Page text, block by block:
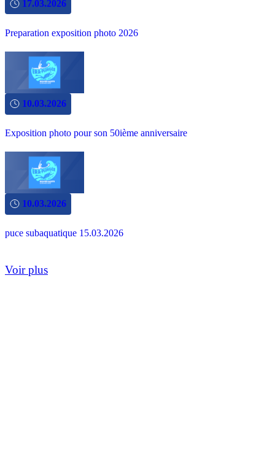
17.03.2026
Preparation exposition photo 2026
10.03.2026
Exposition photo pour son 50ième anniversaire
10.03.2026
puce subaquatique 15.03.2026
Voir plus